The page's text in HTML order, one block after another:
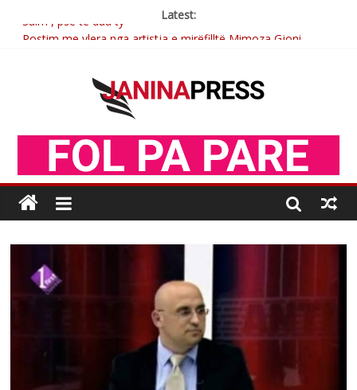
Latest:
Postim me vlera nga artistja e mirëfilltë Mimoza Gjoni
Brahim Çekaj njē veprimtar i respektuar i çeshtjës kombëtare